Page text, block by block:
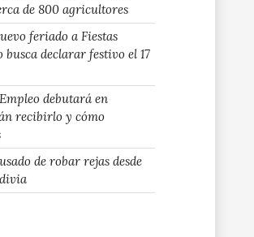
de 800 agricultores
feriado a Fiestas
declarar festivo el 17
debutará en
recibirlo y cómo
de robar rejas desde